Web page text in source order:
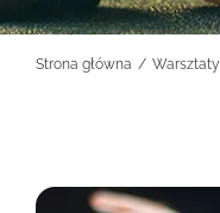
Strona główna Warsztaty